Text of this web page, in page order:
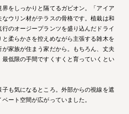
をしっかりと隔てるガビオン。「アイア
ウリン材がテラスの骨格です。植栽は和
のオージープランツを盛り込んだドライ
柔らかさを控えめながら主張する雑木を
家族が住まう家だから。もちろん、丈夫
低限の手間ですくすくと育っていくとい
も気になるところ。外部からの視線を遮
ート空間が広がっていました。